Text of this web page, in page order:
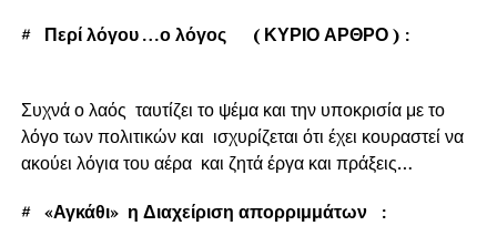
#
Περί λόγου …ο λόγος ( ΚΥΡΙΟ ΑΡΘΡΟ ) :
Συχνά ο λαός ταυτίζει το ψέμα και την υποκρισία με το
λόγο των πολιτικών και ισχυρίζεται ότι έχει κουραστεί να
ακούει λόγια του αέρα και ζητά έργα και πράξεις…
# «Αγκάθι» η Διαχείριση απορριμμάτων :